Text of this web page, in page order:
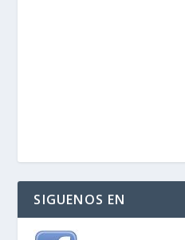
SIGUENOS EN